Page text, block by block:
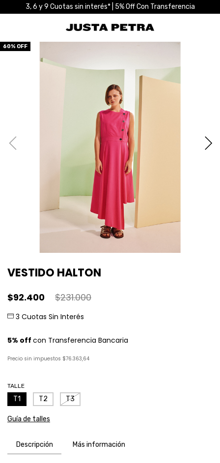
3, 6 y 9 Cuotas sin interés* | 5% Off Con Transferencia
60% OFF
VESTIDO HALTON
$92.400 $231.000
Precio sin impuestos $76.363,64
TALLE
T1 T2 T3
Guía de talles
Descripción Más información